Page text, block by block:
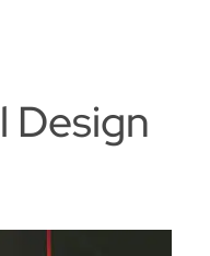
Design